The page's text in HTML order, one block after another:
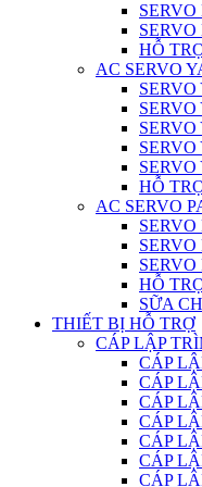
HỖ
AC SERVO
HỖ
AC SERVO
HỖ
SỮA
THIẾT BỊ HỖ TRỢ
CÁP LẬP
CÁP
CÁP
CÁP
CÁP
CÁP
CÁP
CÁP